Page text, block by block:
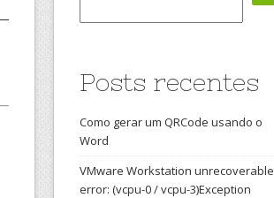
Posts recentes
Como gerar um QRCode usando o
Word
VMware Workstation unrecoverable
error: (vcpu-0 / vcpu-3)Exception